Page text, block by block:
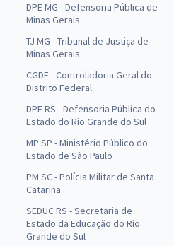
DPE MG - Defensoria Pública de
Minas Gerais
TJ MG - Tribunal de Justiça de
Minas Gerais
CGDF - Controladoria Geral do
Distrito Federal
DPE RS - Defensoria Pública do
Estado do Rio Grande do Sul
MP SP - Ministério Público do
Estado de São Paulo
PM SC - Polícia Militar de Santa
Catarina
SEDUC RS - Secretaria de
Estado da Educação do Rio
Grande do Sul